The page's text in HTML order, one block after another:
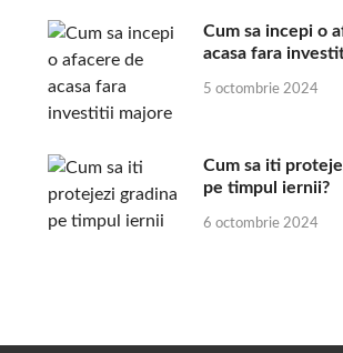
Cum sa incepi o
acasa fara
5 octombrie 2024
Cum sa iti
pe timpul iernii?
6 octombrie 2024